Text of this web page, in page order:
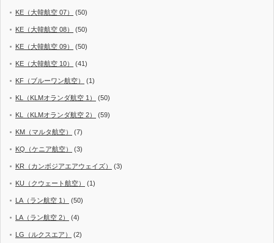
KE（大韓航空 07） (50)
KE（大韓航空 08） (50)
KE（大韓航空 09） (50)
KE（大韓航空 10） (41)
KF（ブルーワン航空） (1)
KL（KLMオランダ航空 1） (50)
KL（KLMオランダ航空 2） (59)
KM（マルタ航空） (7)
KQ（ケニア航空） (3)
KR（カンボジアエアウェイズ） (3)
KU（クウェート航空） (1)
LA（ラン航空 1） (50)
LA（ラン航空 2） (4)
LG（ルクスエア） (2)